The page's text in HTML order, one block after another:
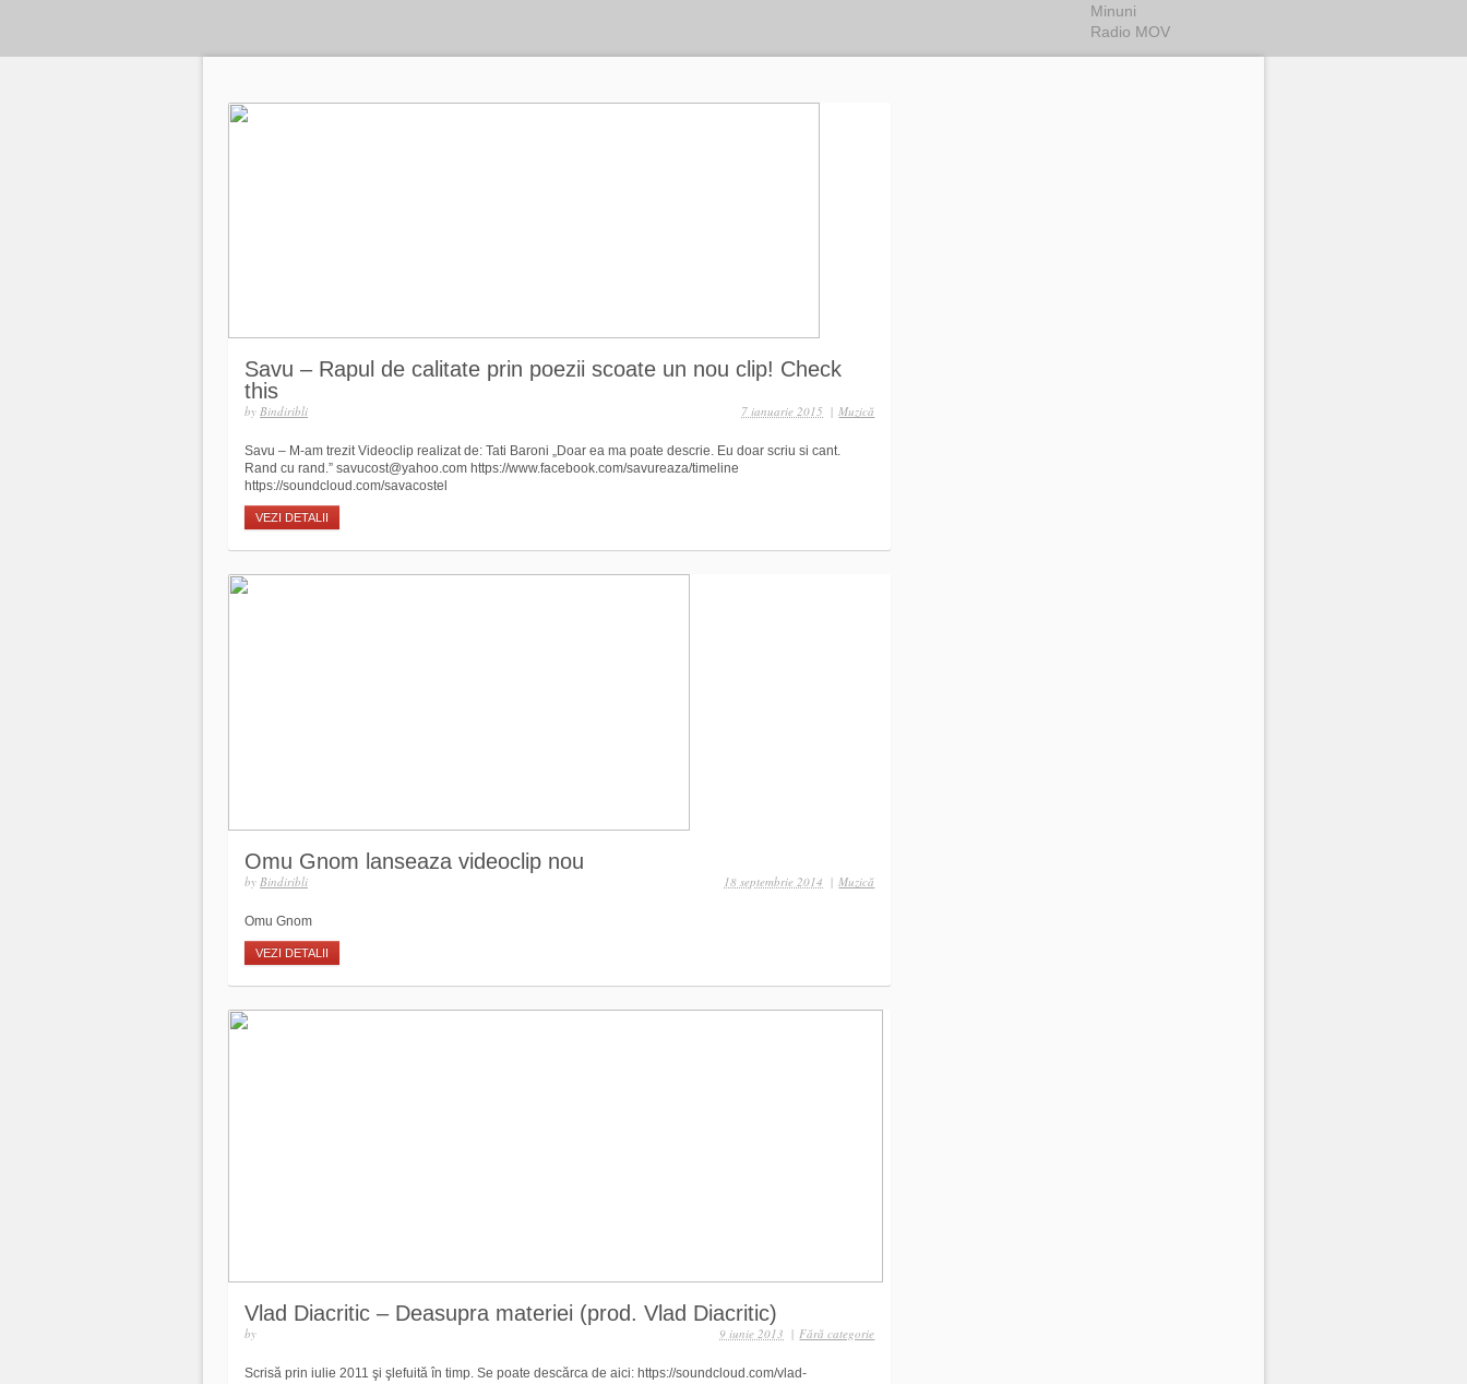
Minuni
Radio MOV
Savu – Rapul de calitate prin poezii scoate un nou clip! Check
this
by Bindiribli | Muzică
7 ianuarie 2015
Savu – M-am trezit Videoclip realizat de: Tati Baroni „Doar ea ma poate descrie. Eu doar scriu si cant.
Rand cu rand.” savucost@yahoo.com https://www.facebook.com/savureaza/timeline
https://soundcloud.com/savacostel
VEZI DETALII
Omu Gnom lanseaza videoclip nou
by Bindiribli | Muzică
18 septembrie 2014
Omu Gnom
VEZI DETALII
Vlad Diacritic – Deasupra materiei (prod. Vlad Diacritic)
by | Fără categorie
9 iunie 2013
Scrisă prin iulie 2011 şi şlefuită în timp. Se poate descărca de aici: https://soundcloud.com/vlad-